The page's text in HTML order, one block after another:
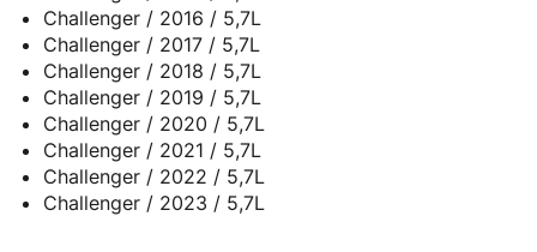
Challenger / 2016 / 5,7L
Challenger / 2017 / 5,7L
Challenger / 2018 / 5,7L
Challenger / 2019 / 5,7L
Challenger / 2020 / 5,7L
Challenger / 2021 / 5,7L
Challenger / 2022 / 5,7L
Challenger / 2023 / 5,7L